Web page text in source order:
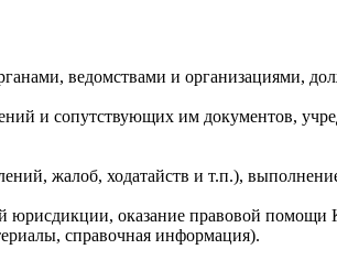
ведомствами и
и сопутствующих им документов,
жалоб, ходатайств и т.п.),
юрисдикции, оказание правовой помощи
справочная информация).